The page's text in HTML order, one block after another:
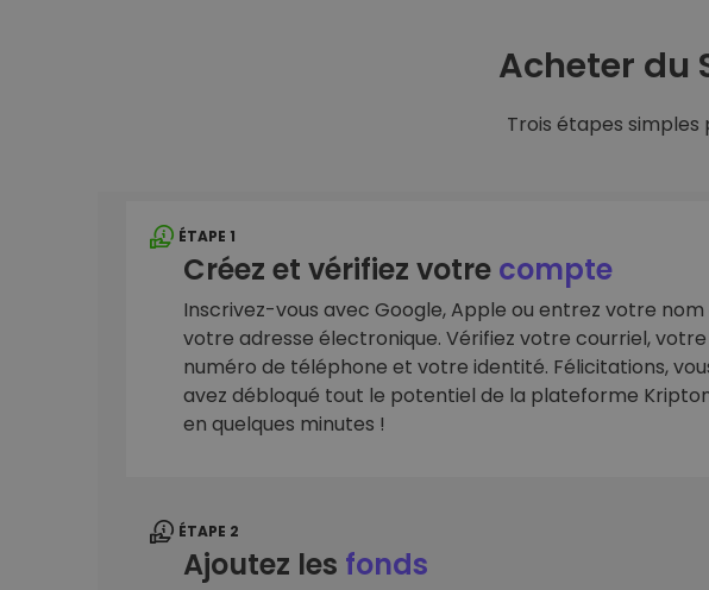
Acheter du
Trois étapes simples
ÉTAPE 1
Créez et vérifiez votre compte
Inscrivez-vous avec Google, Apple ou entrez votre
votre adresse électronique. Vérifiez votre courriel, votre
numéro de téléphone et votre identité. Félicitations,
avez débloqué tout le potentiel de la plateforme
en quelques minutes !
ÉTAPE 2
Ajoutez les fonds